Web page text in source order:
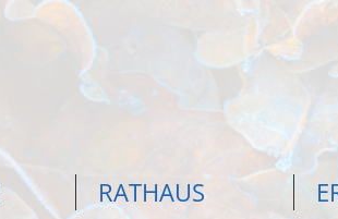
RATHAUS